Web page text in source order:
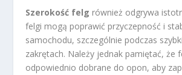
Szerokość felg również odgrywa
felgi mogą poprawić przyczepność i
samochodu, szczególnie podczas
zakrętach. Należy jednak pamiętać, że
odpowiednio dobrane do opon, aby